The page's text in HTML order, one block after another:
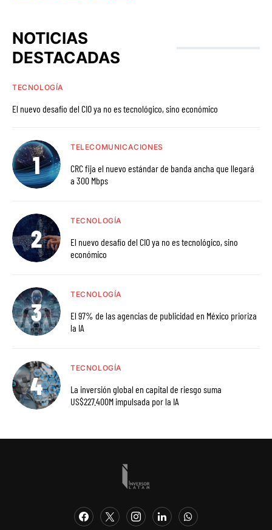
NOTICIAS
DESTACADAS
TECNOLOGÍA
El nuevo desafío del CIO ya no es tecnológico, sino económico
TELECOMUNICACIONES
CRC fija el nuevo estándar de banda ancha que llegará
a 300 Mbps
TECNOLOGÍA
El nuevo desafío del CIO ya no es tecnológico, sino
económico
TECNOLOGÍA
El 97% de las agencias de publicidad en México prioriza
la IA
TECNOLOGÍA
La inversión global en capital de riesgo suma
US$227.400M impulsada por la IA